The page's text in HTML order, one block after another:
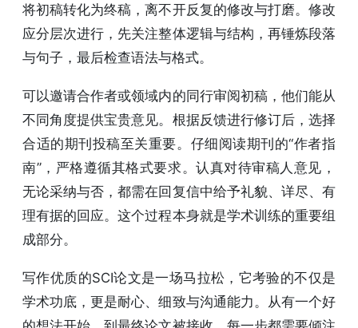
将初稿转化为终稿，离不开反复的修改与打磨。修改
应分层次进行，先关注整体逻辑与结构，再锤炼段落
与句子，最后检查语法与格式。
可以邀请合作者或领域内的同行审阅初稿，他们能从
不同角度提供宝贵意见。根据反馈进行修订后，选择
合适的期刊投稿至关重要。仔细阅读期刊的“作者指
南”，严格遵循其格式要求。认真对待审稿人意见，
无论采纳与否，都需在回复信中给予礼貌、详尽、有
理有据的回应。这个过程本身就是学术训练的重要组
成部分。
写作优质的SCI论文是一场马拉松，它考验的不仅是
学术功底，更是耐心、细致与沟通能力。从有一个好